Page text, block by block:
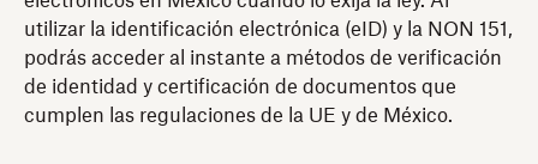
utilizar la identificación electrónica (eID) y la NON 151,
podrás acceder al instante a métodos de verificación
de identidad y certificación de documentos que
cumplen las regulaciones de la UE y de México.